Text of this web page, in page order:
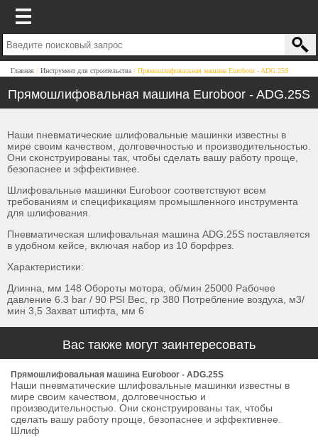
Главная Инструмент для строительства Прямошлифовальная машина Euroboor - ADG.25S
Прямошлифовальная машина Euroboor - ADG.25S
Наши пневматические шлифовальные машинки известны в
мире своим качеством, долговечностью и производительностью.
Они сконструированы так, чтобы сделать вашу работу проще,
безопаснее и эффективнее.
Шлифовальные машинки Euroboor соответствуют всем
требованиям и спецификациям промышленного инструмента
для шлифования.
Пневматическая шлифовальная машина ADG.25S поставляется
в удобном кейсе, включая набор из 10 борфрез.
Характеристики:
Длинна, мм 148 Обороты мотора, об/мин 25000 Рабочее
давление 6.3 bar / 90 PSI Вес, гр 380 Потребление воздуха, м3/
мин 3,5 Захват штифта, мм 6
Вас также могут заинтересовать
Прямошлифовальная машина Euroboor - ADG.25S
Наши пневматические шлифовальные машинки известны в
мире своим качеством, долговечностью и
производительностью. Они сконструированы так, чтобы
сделать вашу работу проще, безопаснее и эффективнее.
Шлиф